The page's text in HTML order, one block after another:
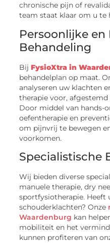
chronische pijn of
team staat klaar om u te
Persoonlijke
Behandeling
BijFysioXtra in
behandelplan op maat.
analyseren uw klachten
therapie voor,
Door middel van hands-
oefentherapie en
om pijnvrij te bewegen
voorkomen.
Specialistische
Wij bieden diverse
manuele therapie, dry
sportfysiotherapie. Heeft
schouderklachten? Onze
Waardenburg kan
mobiliteit en het
kunnen profiteren van